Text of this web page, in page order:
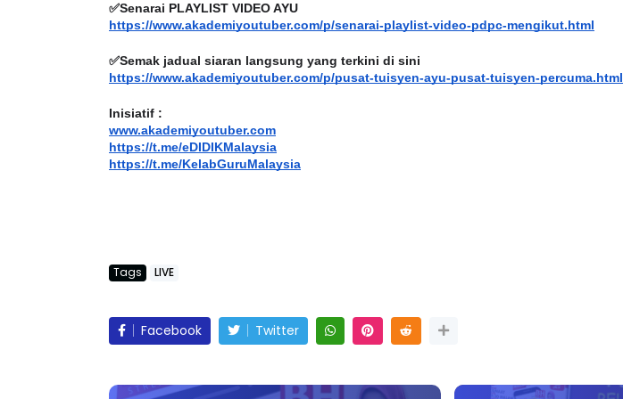
✅Senarai PLAYLIST VIDEO AYU
https://www.akademiyoutuber.com/p/senarai-playlist-video-pdpc-mengikut.html
✅Semak jadual siaran langsung yang terkini di sini
https://www.akademiyoutuber.com/p/pusat-tuisyen-ayu-pusat-tuisyen-percuma.html
Inisiatif :
www.akademiyoutuber.com
https://t.me/eDIDIKMalaysia
https://t.me/KelabGuruMalaysia
Tags LIVE
Facebook Twitter